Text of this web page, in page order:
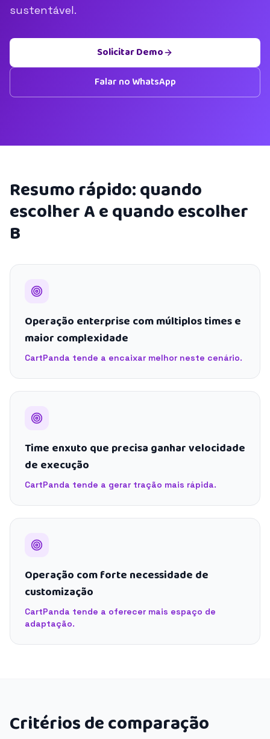
sustentável.
Solicitar Demo
Falar no WhatsApp
Resumo rápido: quando
escolher A e quando escolher
B
Operação enterprise com múltiplos times e
maior complexidade
CartPanda tende a encaixar melhor neste cenário.
Time enxuto que precisa ganhar velocidade
de execução
CartPanda tende a gerar tração mais rápida.
Operação com forte necessidade de
customização
CartPanda tende a oferecer mais espaço de
adaptação.
Critérios de comparação